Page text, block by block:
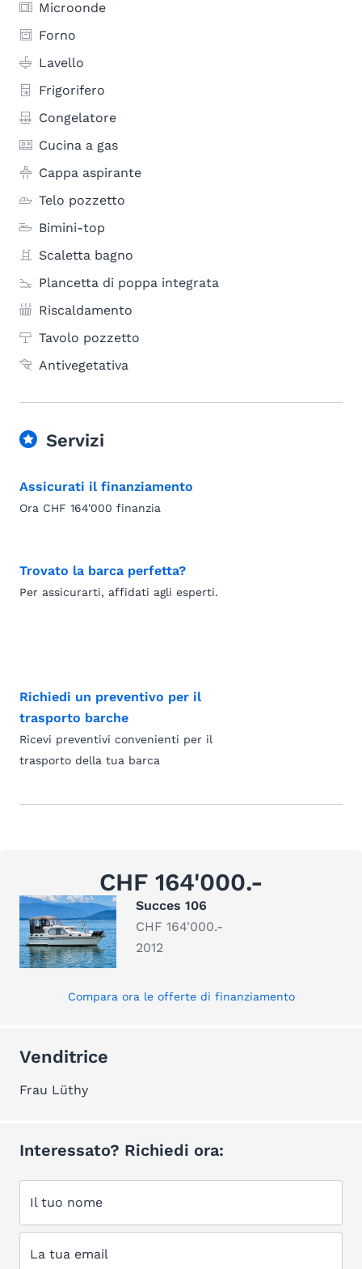
Microonde
Forno
Lavello
Frigorifero
Congelatore
Cucina a gas
Cappa aspirante
Telo pozzetto
Bimini-top
Scaletta bagno
Plancetta di poppa integrata
Riscaldamento
Tavolo pozzetto
Antivegetativa
Servizi
Assicurati il finanziamento
Ora CHF 164'000 finanzia
Trovato la barca perfetta?
Per assicurarti, affidati agli esperti.
Richiedi un preventivo per il
trasporto barche
Ricevi preventivi convenienti per il
trasporto della tua barca
CHF 164'000.-
Succes 106
CHF 164'000.-
2012
Compara ora le offerte di finanziamento
Venditrice
Frau Lüthy
Interessato? Richiedi ora:
Il tuo nome
La tua email